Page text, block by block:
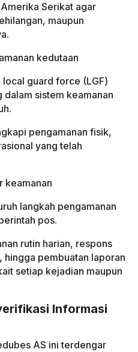
Serikat agar
maupun
kedutaan
local guard force (LGF)
sistem keamanan
pengamanan fisik,
yang telah
keamanan
langkah pengamanan
pos.
rutin harian, respons
hingga pembuatan laporan
setiap kejadian maupun
Informasi
AS ini terdengar